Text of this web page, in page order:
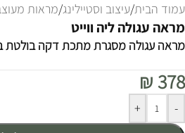
עמוד הבית/עיצוב וסטיילינג/מראות
מראה עגולה ליה ווייט
מראה עגולה מסגרת מתכת דקה בולטת
₪378
-
+Alternative: